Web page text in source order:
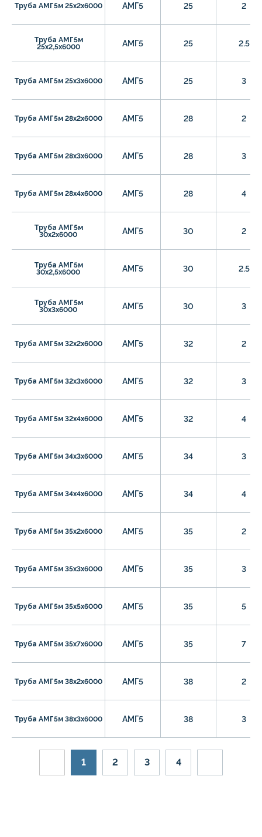
Труба АМГ5м 25х2х6000 АМГ5 25 2
Труба АМГ5м
25х2,5х6000
АМГ5 25 2.5
Труба АМГ5м 25х3х6000 АМГ5 25 3
Труба АМГ5м 28х2х6000 АМГ5 28 2
Труба АМГ5м 28х3х6000 АМГ5 28 3
Труба АМГ5м 28х4х6000 АМГ5 28 4
Труба АМГ5м
30х2х6000
АМГ5 30 2
Труба АМГ5м
30х2,5х6000
АМГ5 30 2.5
Труба АМГ5м
30х3х6000
АМГ5 30 3
Труба АМГ5м 32х2х6000 АМГ5 32 2
Труба АМГ5м 32х3х6000 АМГ5 32 3
Труба АМГ5м 32х4х6000 АМГ5 32 4
Труба АМГ5м 34х3х6000 АМГ5 34 3
Труба АМГ5м 34х4х6000 АМГ5 34 4
Труба АМГ5м 35х2х6000 АМГ5 35 2
Труба АМГ5м 35х3х6000 АМГ5 35 3
Труба АМГ5м 35х5х6000 АМГ5 35 5
Труба АМГ5м 35х7х6000 АМГ5 35 7
Труба АМГ5м 38х2х6000 АМГ5 38 2
Труба АМГ5м 38х3х6000 АМГ5 38 3
1 2 3 4